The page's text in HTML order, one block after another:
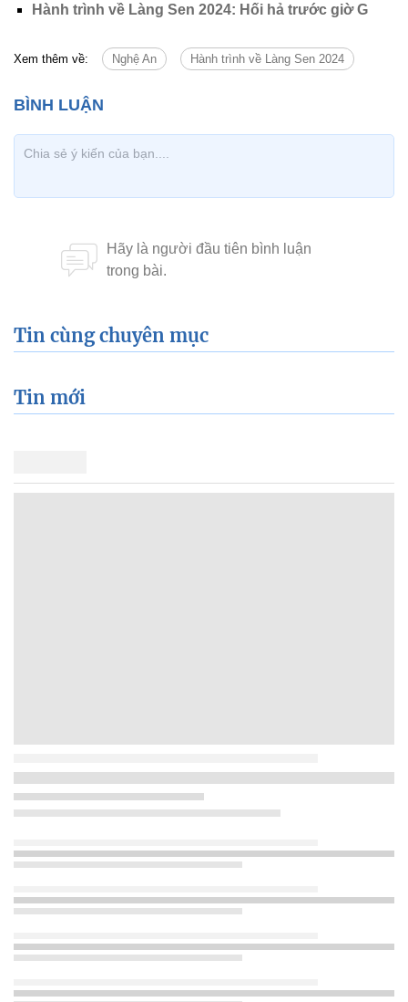
Hành trình về Làng Sen 2024: Hối hả trước giờ G
Xem thêm về: Nghệ An Hành trình về Làng Sen 2024
Tin cùng chuyên mục
Tin mới